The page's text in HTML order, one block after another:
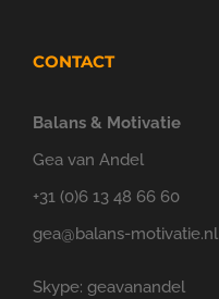
CONTACT
Balans & Motivatie
Gea van Andel
+31 (0)6 13 48 66 60
gea@balans-motivatie.nl
Skype: geavanandel